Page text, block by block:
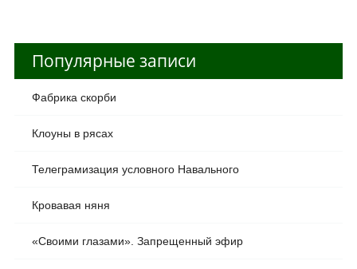
Популярные записи
Фабрика скорби
Клоуны в рясах
Телеграмизация условного Навального
Кровавая няня
«Своими глазами». Запрещенный эфир